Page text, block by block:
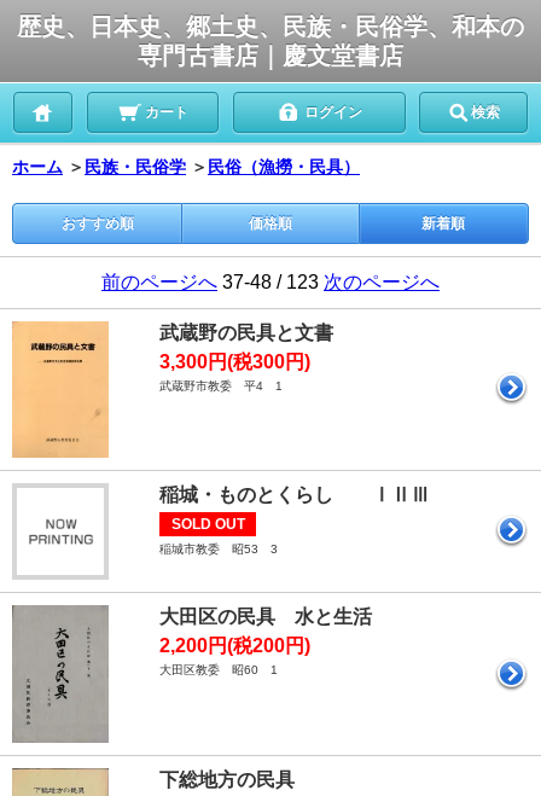
歴史、日本史、郷土史、民族・民俗学、和本の
専門古書店｜慶文堂書店
カート ログイン 検索
ホーム ＞ 民族・民俗学 ＞ 民俗（漁撈・民具）
おすすめ順 価格順 新着順
前のページへ 37-48 / 123 次のページへ
武蔵野の民具と文書
3,300円(税300円)
武蔵野市教委 平4 1
稲城・ものとくらし ⅠⅡⅢ
SOLD OUT
稲城市教委 昭53 3
大田区の民具 水と生活
2,200円(税200円)
大田区教委 昭60 1
下総地方の民具